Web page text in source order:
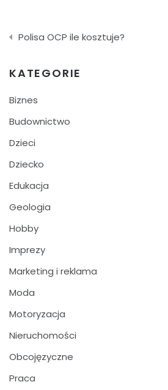
Nawigacja
Polisa OCP ile kosztuje?
KATEGORIE
Biznes
Budownictwo
Dzieci
Dziecko
Edukacja
Geologia
Hobby
Imprezy
Marketing i reklama
Moda
Motoryzacja
Nieruchomości
Obcojęzyczne
Praca